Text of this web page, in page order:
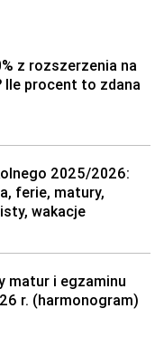
z rozszerzenia na
Ile procent to zdana
2025/2026:
ferie, matury,
wakacje
matur i egzaminu
r. (harmonogram)